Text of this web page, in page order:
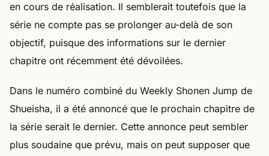
en cours de réalisation. Il semblerait toutefois que la
série ne compte pas se prolonger au-delà de son
objectif, puisque des informations sur le dernier
chapitre ont récemment été dévoilées.
Dans le numéro combiné du Weekly Shonen Jump de
Shueisha, il a été annoncé que le prochain chapitre de
la série serait le dernier. Cette annonce peut sembler
plus soudaine que prévu, mais on peut supposer que